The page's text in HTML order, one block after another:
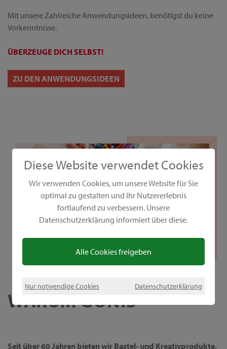
Diese Website verwendet Cookies
Wir verwenden Cookies, um unsere Website für Sie
optimal zu gestalten und Ihr Nutzererlebnis
fortlaufend zu verbessern. Unsere
Datenschutzerklärung informiert über diese.
Alle Cookies freigeben
Nur notwendige Cookies Datenschutzerklärung
Mit unsere Zahlreiche Anwendungsideen, benötigst du keine
Vorkenntnisse.
ÜBERZEUGE DICH SELBST!
ZU DEN ANWENDUNGSIDEEN
WARUM GONIS
Seit über 60 Jahren bieten wir Bastel- und Kreativprodukte,